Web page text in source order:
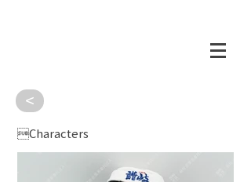
<
Characters